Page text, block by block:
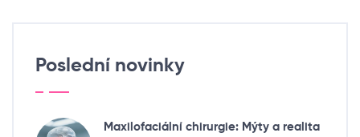
Poslední novinky
Maxilofaciální chirurgie: Mýty a realita